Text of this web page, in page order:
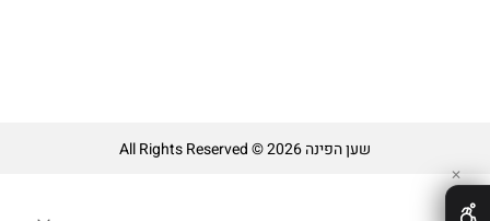
שען הפינה All Rights Reserved © 2026
✕